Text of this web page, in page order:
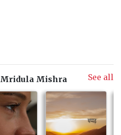
Mridula Mishra See all